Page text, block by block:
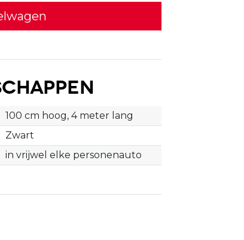
100 cm hoog, 4 meter lang
Zwart
in vrijwel elke personenauto